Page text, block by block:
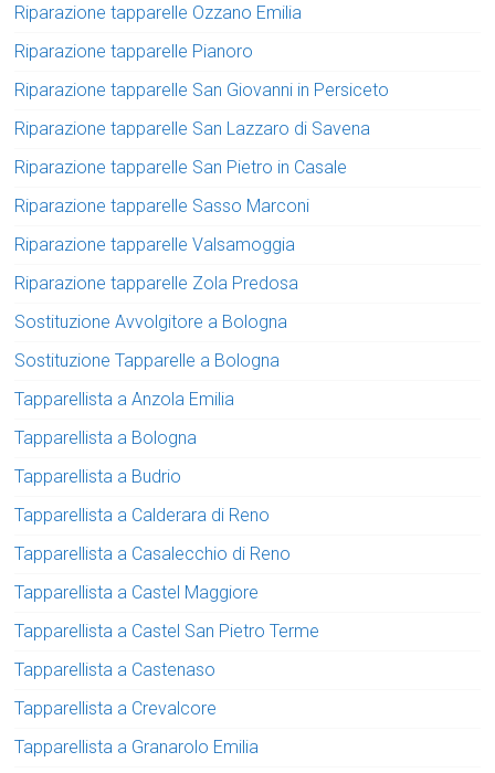
Riparazione tapparelle Ozzano Emilia
Riparazione tapparelle Pianoro
Riparazione tapparelle San Giovanni in Persiceto
Riparazione tapparelle San Lazzaro di Savena
Riparazione tapparelle San Pietro in Casale
Riparazione tapparelle Sasso Marconi
Riparazione tapparelle Valsamoggia
Riparazione tapparelle Zola Predosa
Sostituzione Avvolgitore a Bologna
Sostituzione Tapparelle a Bologna
Tapparellista a Anzola Emilia
Tapparellista a Bologna
Tapparellista a Budrio
Tapparellista a Calderara di Reno
Tapparellista a Casalecchio di Reno
Tapparellista a Castel Maggiore
Tapparellista a Castel San Pietro Terme
Tapparellista a Castenaso
Tapparellista a Crevalcore
Tapparellista a Granarolo Emilia